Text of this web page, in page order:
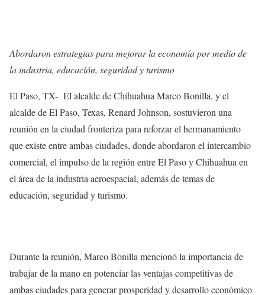
Abordaron estrategias para mejorar la economía por medio de
la industria, educación, seguridad y turismo
El Paso, TX- El alcalde de Chihuahua Marco Bonilla, y el
alcalde de El Paso, Texas, Renard Johnson, sostuvieron una
reunión en la ciudad fronteriza para reforzar el hermanamiento
que existe entre ambas ciudades, donde abordaron el intercambio
comercial, el impulso de la región entre El Paso y Chihuahua en
el área de la industria aeroespacial, además de temas de
educación, seguridad y turismo.
Durante la reunión, Marco Bonilla mencionó la importancia de
trabajar de la mano en potenciar las ventajas competitivas de
ambas ciudades para generar prosperidad y desarrollo económico